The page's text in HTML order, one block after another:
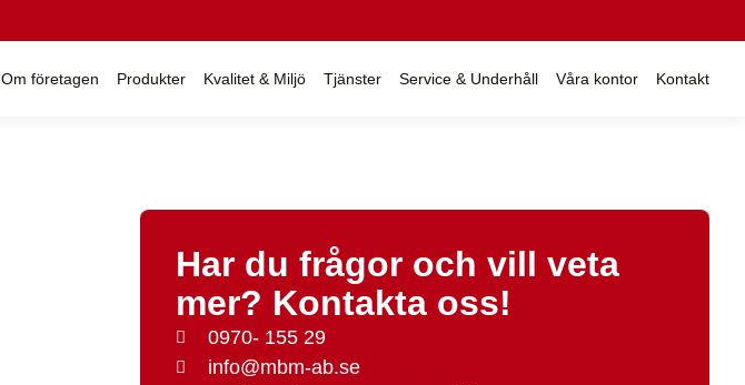
Om företagen Produkter Kvalitet & Miljö Tjänster Service & Underhåll Våra kontor Kontakt
Har du frågor och vill veta
mer? Kontakta oss!
0970- 155 29
info@mbm-ab.se